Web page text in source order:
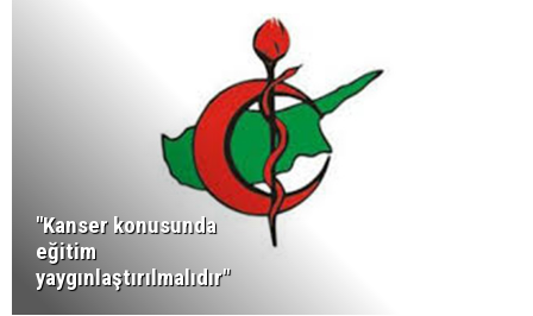
"Kanser konusunda
eğitim
yaygınlaştırılmalıdır"